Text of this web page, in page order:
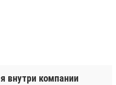
внутри компании